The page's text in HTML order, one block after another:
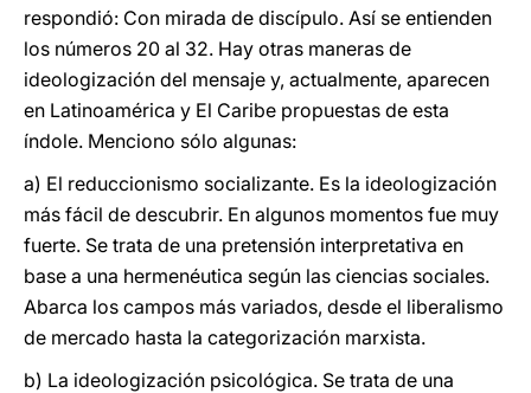
respondió: Con mirada de discípulo. Así se entienden
los números 20 al 32. Hay otras maneras de
ideologización del mensaje y, actualmente, aparecen
en Latinoamérica y El Caribe propuestas de esta
índole. Menciono sólo algunas:
a) El reduccionismo socializante. Es la ideologización
más fácil de descubrir. En algunos momentos fue muy
fuerte. Se trata de una pretensión interpretativa en
base a una hermenéutica según las ciencias sociales.
Abarca los campos más variados, desde el liberalismo
de mercado hasta la categorización marxista.
b) La ideologización psicológica. Se trata de una